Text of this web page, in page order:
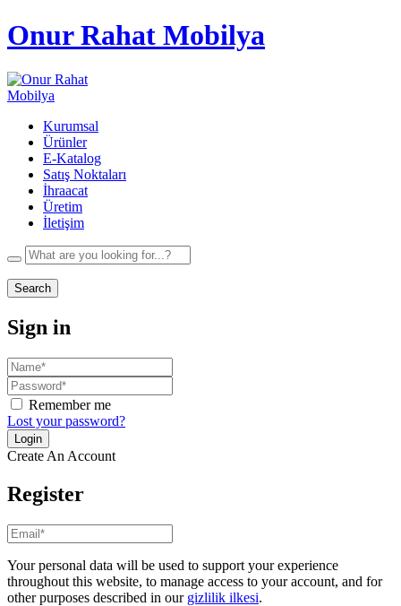
Onur Rahat Mobilya
Kurumsal
Ürünler
E-Katalog
Satış Noktaları
İhraacat
Üretim
İletişim
Search
Sign in
Remember me
Lost your password?
Create An Account
Register
Your personal data will be used to support your experience
throughout this website, to manage access to your account, and for
other purposes described in our gizlilik ilkesi.